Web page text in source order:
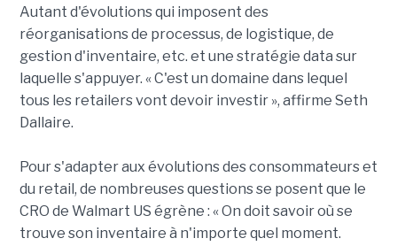
Autant d'évolutions qui imposent des
réorganisations de processus, de logistique, de
gestion d'inventaire, etc. et une stratégie data sur
laquelle s'appuyer. « C'est un domaine dans lequel
tous les retailers vont devoir investir », affirme Seth
Dallaire.
Pour s'adapter aux évolutions des consommateurs et
du retail, de nombreuses questions se posent que le
CRO de Walmart US égrène : « On doit savoir où se
trouve son inventaire à n'importe quel moment.